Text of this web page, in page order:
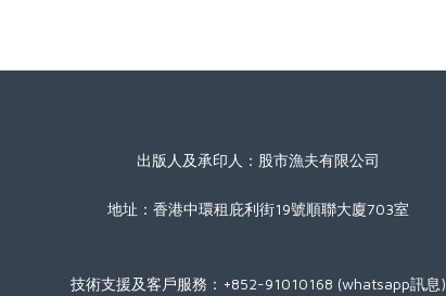
出版人及承印人：股市漁夫有限公司
地址：香港中環租庇利街19號順聯大廈703室
技術支援及客戶服務：+852-91010168 (whatsapp訊息)